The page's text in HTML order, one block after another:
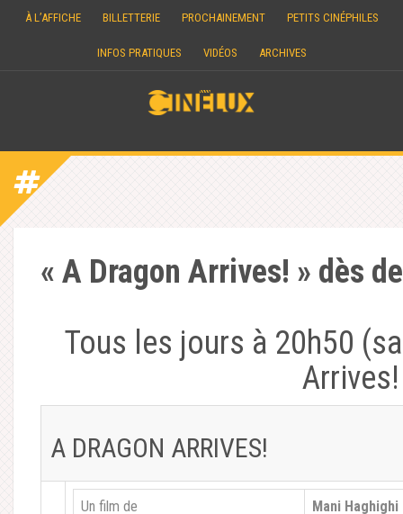
À L’AFFICHE BILLETTERIE PROCHAINEMENT PETITS CINÉPHILES
INFOS PRATIQUES VIDÉOS ARCHIVES
« A Dragon Arrives! » dès
Tous les jours à 20h50
Arrives!
A DRAGON ARRIVES!
Un film de Mani Haghighi